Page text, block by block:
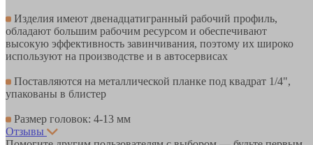
Изделия имеют двенадцатигранный рабочий профиль,
обладают большим рабочим ресурсом и обеспечивают
высокую эффективность завинчивания, поэтому их широко
используют на производстве и в автосервисах
Поставляются на металлической планке под квадрат 1/4",
упакованы в блистер
Размер головок: 4-13 мм
Отзывы